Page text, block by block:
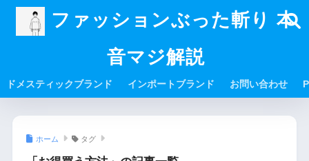
ファッションぶった斬り 本
音マジ解説
ドメスティックブランド インポートブランド お問い合わせ
ホーム タグ